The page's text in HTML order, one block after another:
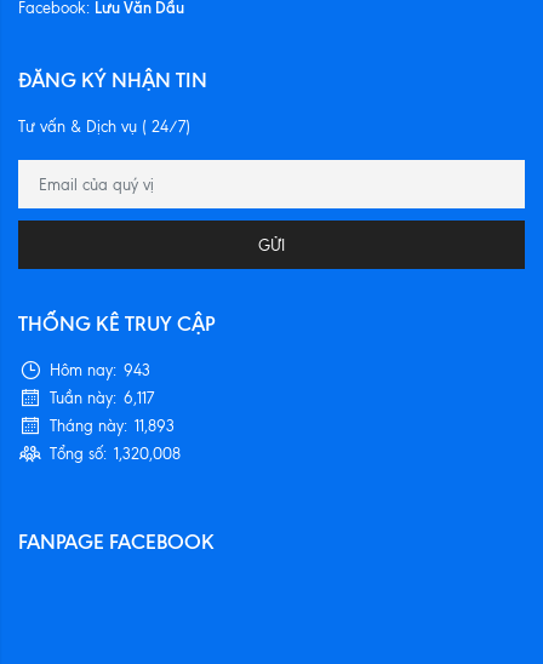
Facebook: Lưu Văn Dầu
ĐĂNG KÝ NHẬN TIN
Tư vấn & Dịch vụ ( 24/7)
GỬI
THỐNG KÊ TRUY CẬP
Hôm nay: 943
Tuần này: 6,117
Tháng này: 11,893
Tổng số: 1,320,008
FANPAGE FACEBOOK